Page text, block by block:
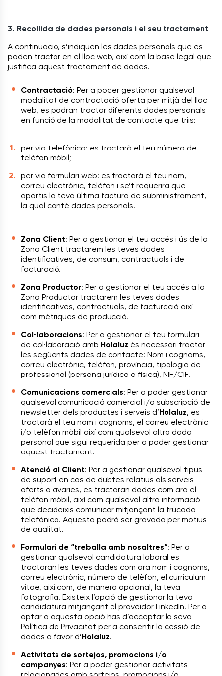
3. Recollida de dades personals i el seu tractament
A continuació, s’indiquen les dades personals que es
poden tractar en el lloc web, així com la base legal que
justifica aquest tractament de dades.
Contractació: Per a poder gestionar qualsevol
modalitat de contractació oferta per mitjà del lloc
web, es podran tractar diferents dades personals
en funció de la modalitat de contacte que triïs:
per via telefònica: es tractarà el teu número de
telèfon mòbil;
per via formulari web: es tractarà el teu nom,
correu electrònic, telèfon i se’t requerirà que
aportis la teva última factura de subministrament,
la qual conté dades personals.
Zona Client: Per a gestionar el teu accés i ús de la
Zona Client tractarem les teves dades
identificatives, de consum, contractuals i de
facturació.
Zona Productor: Per a gestionar el teu accés a la
Zona Productor tractarem les teves dades
identificatives, contractuals, de facturació així
com mètriques de producció.
Col·laboracions: Per a gestionar el teu formulari
de col·laboració amb Holaluz és necessari tractar
les següents dades de contacte: Nom i cognoms,
correu electrònic, telèfon, província, tipologia de
professional (persona jurídica o física), NIF/CIF.
Comunicacions comercials: Per a poder gestionar
qualsevol comunicació comercial i/o subscripció de
newsletter dels productes i serveis d’Holaluz, es
tractarà el teu nom i cognoms, el correu electrònic
i/o telèfon mòbil així com qualsevol altra dada
personal que sigui requerida per a poder gestionar
aquest tractament.
Atenció al Client: Per a gestionar qualsevol tipus
de suport en cas de dubtes relatius als serveis
oferts o avaries, es tractaran dades com ara el
telèfon mòbil, així com qualsevol altra informació
que decideixis comunicar mitjançant la trucada
telefònica. Aquesta podrà ser gravada per motius
de qualitat.
Formulari de “treballa amb nosaltres”: Per a
gestionar qualsevol candidatura laboral es
tractaran les teves dades com ara nom i cognoms,
correu electrònic, número de telèfon, el curriculum
vitae, així com, de manera opcional, la teva
fotografia. Existeix l’opció de gestionar la teva
candidatura mitjançant el proveïdor LinkedIn. Per a
optar a aquesta opció has d’acceptar la seva
Política de Privacitat per a consentir la cessió de
dades a favor d’Holaluz.
Activitats de sortejos, promocions i/o
campanyes: Per a poder gestionar activitats